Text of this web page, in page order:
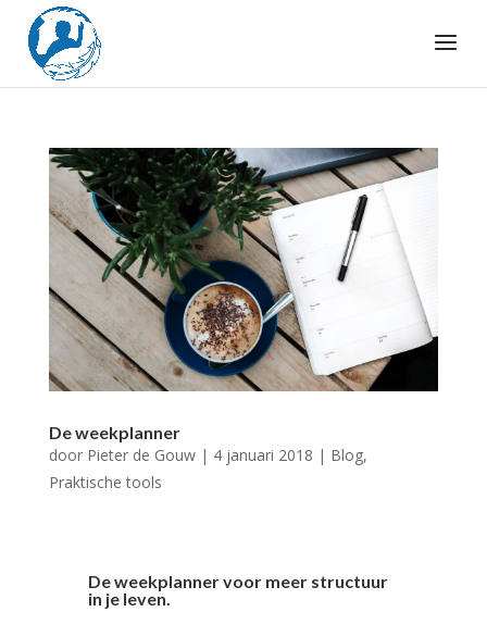
De weekplanner
door Pieter de Gouw| 4 januari 2018 | Blog,
Praktische tools
De weekplanner voor meer structuur
in je leven.